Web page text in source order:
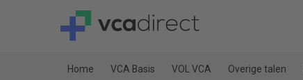
Home VCA Basis VOL VCA Overige talen